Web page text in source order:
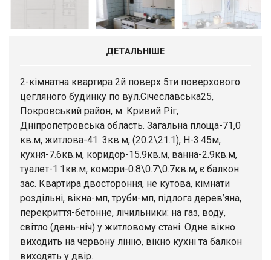
ДЕТАЛЬНІШЕ
2-кімнатна квартира 2й поверх 5ти поверхового
цегляного будинку по вул.Січеславська25,
Покровський район, м. Кривий Ріг,
Дніпропетровська область. Загальна площа-71,0
кв.м, житлова-41. 3кв.м, (20.2\21.1), Н-3.45м,
кухня-7.6кв.м, коридор-15.9кв.м, ванна-2.9кв.м,
туалет-1.1кв.м, комори-0.8\0.7\0.7кв.м, є балкон
зас. Квартира двостороння, не кутова, кімнати
роздільні, вікна-мп, труби-мп, підлога дерев’яна,
перекриття-бетонне, лічильники: на газ, воду,
світло (день-ніч) у житловому стані. Одне вікно
виходить на червону лінію, вікно кухні та балкон
виходять у двір.